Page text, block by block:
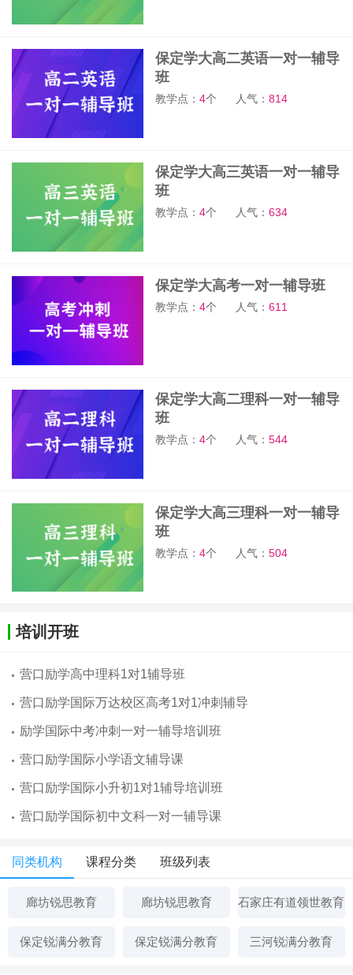
保定学大高二英语一对一辅导
班
教学点：4个 人气：814
保定学大高三英语一对一辅导
班
教学点：4个 人气：634
保定学大高考一对一辅导班
教学点：4个 人气：611
保定学大高二理科一对一辅导
班
教学点：4个 人气：544
保定学大高三理科一对一辅导
班
教学点：4个 人气：504
培训开班
营口励学高中理科1对1辅导班
营口励学国际万达校区高考1对1冲刺辅导
励学国际中考冲刺一对一辅导培训班
营口励学国际小学语文辅导课
营口励学国际小升初1对1辅导培训班
营口励学国际初中文科一对一辅导课
同类机构 课程分类 班级列表
廊坊锐思教育 廊坊锐思教育 石家庄有道领世教育
保定锐满分教育 保定锐满分教育 三河锐满分教育